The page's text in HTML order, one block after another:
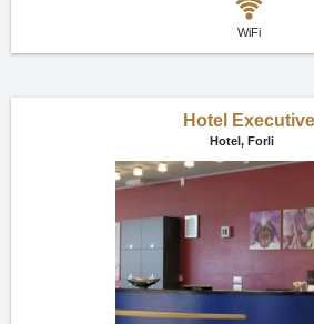
WiFi
Hotel Executive
Hotel, Forli